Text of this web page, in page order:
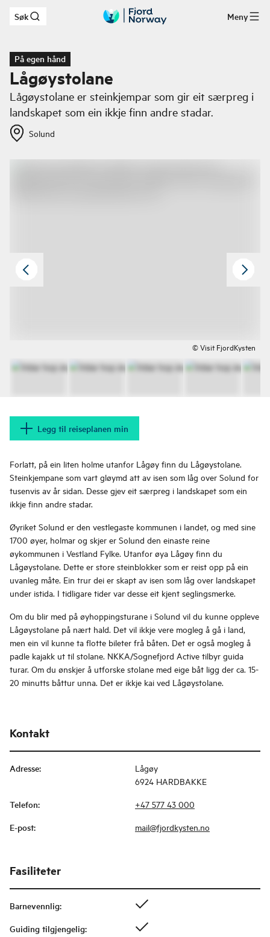
Hopp til hovedinnhold
Søk Meny
På egen hånd
Lågøystolane
Lågøystolane er steinkjempar som gir eit særpreg i
landskapet som ein ikkje finn andre stadar.
Solund
© Visit FjordKysten
Legg til reiseplanen min
Forlatt, på ein liten holme utanfor Lågøy finn du Lågøystolane.
Steinkjempane som vart gløymd att av isen som låg over Solund for
tusenvis av år sidan. Desse gjev eit særpreg i landskapet som ein
ikkje finn andre stadar.
Øyriket Solund er den vestlegaste kommunen i landet, og med sine
1700 øyer, holmar og skjer er Solund den einaste reine
øykommunen i Vestland Fylke. Utanfor øya Lågøy finn du
Lågøystolane. Dette er store steinblokker som er reist opp på ein
uvanleg måte. Ein trur dei er skapt av isen som låg over landskapet
under istida. I tidligare tider var desse eit kjent seglingsmerke.
Om du blir med på øyhoppingsturane i Solund vil du kunne oppleve
Lågøystolane på nært hald. Det vil ikkje vere mogleg å gå i land,
men ein vil kunne ta flotte bileter frå båten. Det er også mogleg å
padle kajakk ut til stolane. NKKA/Sognefjord Active tilbyr guida
turar. Om du ønskjer å utforske stolane med eige båt ligg der ca. 15-
20 minutts båttur unna. Det er ikkje kai ved Lågøystolane.
Kontakt
Adresse:
Lågøy
6924 HARDBAKKE
Telefon: +47 577 43 000
E-post: mail@fjordkysten.no
Fasiliteter
Barnevennlig:
Guiding tilgjengelig: